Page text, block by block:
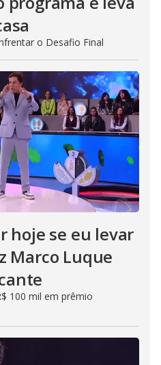
o Desafio Final
hoje se eu levar
Marco Luque
100 mil em prêmio